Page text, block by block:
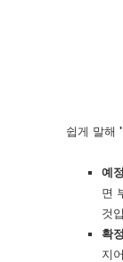
쉽게 말해
예
면
것
확
지